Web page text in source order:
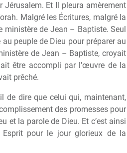
Jérusalem. Et Il pleura amèrement
Malgré les Écritures, malgré la
ministère de Jean – Baptiste. Seul
peuple de Dieu pour préparer au
ère de Jean – Baptiste, croyait
être accompli par l’œuvre de la
prêché.
de dire que celui qui, maintenant,
des promesses pour
et la parole de Dieu. Et c’est ainsi
Esprit pour le jour glorieux de la